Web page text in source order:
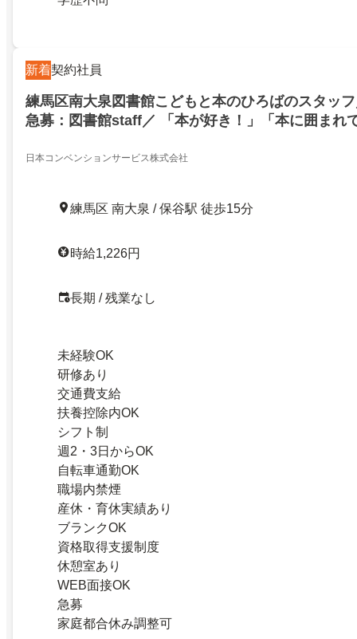
新着契約社員
練馬区南大泉図書館こどもと本のひろばのスタッ
急募：図書館staff／ 「本が好き！」「本に囲まれ
日本コンベンションサービス株式会社
練馬区 南大泉 / 保谷駅 徒歩15分
時給1,226円
長期 / 残業なし
未経験OK
研修あり
交通費支給
扶養控除内OK
シフト制
週2・3日からOK
自転車通勤OK
職場内禁煙
産休・育休実績あり
ブランクOK
資格取得支援制度
休憩室あり
WEB面接OK
急募
家庭都合休み調整可